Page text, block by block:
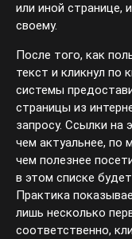
или иной странице,
своему.
После того, как
текст и кликнул по
системы
страницы из
запросу. Ссылки на
чем актуальнее, по
чем полезнее
в этом списке
Практика
лишь несколько
соответственно,